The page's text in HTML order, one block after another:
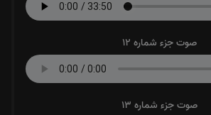
صوت جزء شماره 12
صوت جزء شماره 13